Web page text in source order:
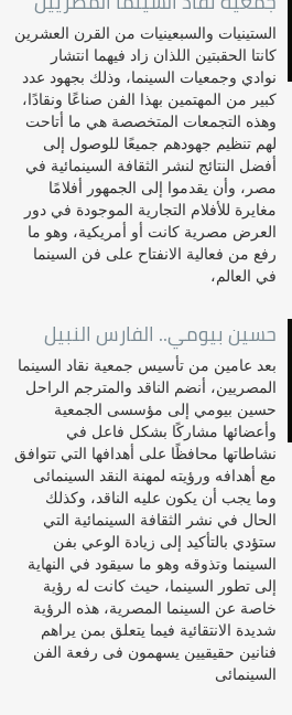
الستينيات والسبعينيات من القرن العشرين
كانتا الحقبتين اللذان زاد فيهما انتشار
نوادي وجمعيات السينما، وذلك بجهود عدد
كبير من المهتمين بهذا الفن صناعًا ونقادًا،
وهذه التجمعات المتخصصة هي ما أتاحت
لهم تنظيم جهودهم جميعًا للوصول إلى
أفضل النتائج لنشر الثقافة السينمائية في
مصر، وأن يقدموا إلى الجمهور أفلامًا
مغايرة للأفلام التجارية الموجودة في دور
العرض مصرية كانت أو أمريكية، وهو ما
رفع من فعالية الانفتاح على فن السينما
في العالم،
حسين بيومي.. الفارس النبيل
بعد عامين من تأسيس جمعية نقاد السينما
المصريين، أنضم الناقد والمترجم الراحل
حسين بيومي إلى مؤسسى الجمعية
وأعضائها مشاركًا بشكل فاعل في
نشاطاتها محافظًا على أهدافها التي تتوافق
مع أهدافه ورؤيته لمهنة النقد السينمائى
وما يجب أن يكون عليه الناقد، وكذلك
الحال في نشر الثقافة السينمائية التي
ستؤدي بالتأكيد إلى زيادة الوعي بفن
السينما وتذوقه وهو ما سيقود في النهاية
إلى تطور السينما، حيث كانت له رؤية
خاصة عن السينما المصرية، هذه الرؤية
شديدة الانتقائية فيما يتعلق بمن يراهم
فنانين حقيقيين يسهمون فى رفعة الفن
السينمائى